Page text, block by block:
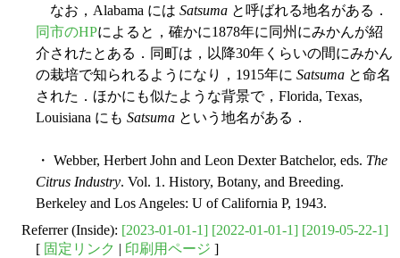
なお，Alabama には Satsuma と呼ばれる地名がある．
同市のHPによると，確かに1878年に同州にみかんが紹
介されたとある．同町は，以降30年くらいの間にみかん
の栽培で知られるようになり，1915年に Satsuma と命名
された．ほかにも似たような背景で，Florida, Texas,
Louisiana にも Satsuma という地名がある．
・ Webber, Herbert John and Leon Dexter Batchelor, eds. The
Citrus Industry. Vol. 1. History, Botany, and Breeding.
Berkeley and Los Angeles: U of California P, 1943.
Referrer (Inside): [2023-01-01-1] [2022-01-01-1] [2019-05-22-1]
[ 固定リンク | 印刷用ページ ]